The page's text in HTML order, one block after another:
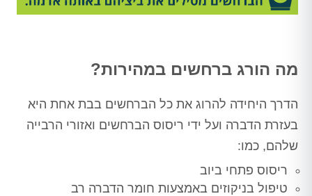
מה הורג ברחשים במהירות?
הדרך היחידה להרוג את כל הברחשים בבת אחת היא
בעזרת הדברה ועל ידי ריסוס הברחשים ואזורי הרבייה
שלהם, כמו:
ריסוס פתחי ביוב
טיפול בניקוזים באמצעות חומר הדברה רב